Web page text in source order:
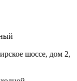
шоссе, дом 2,